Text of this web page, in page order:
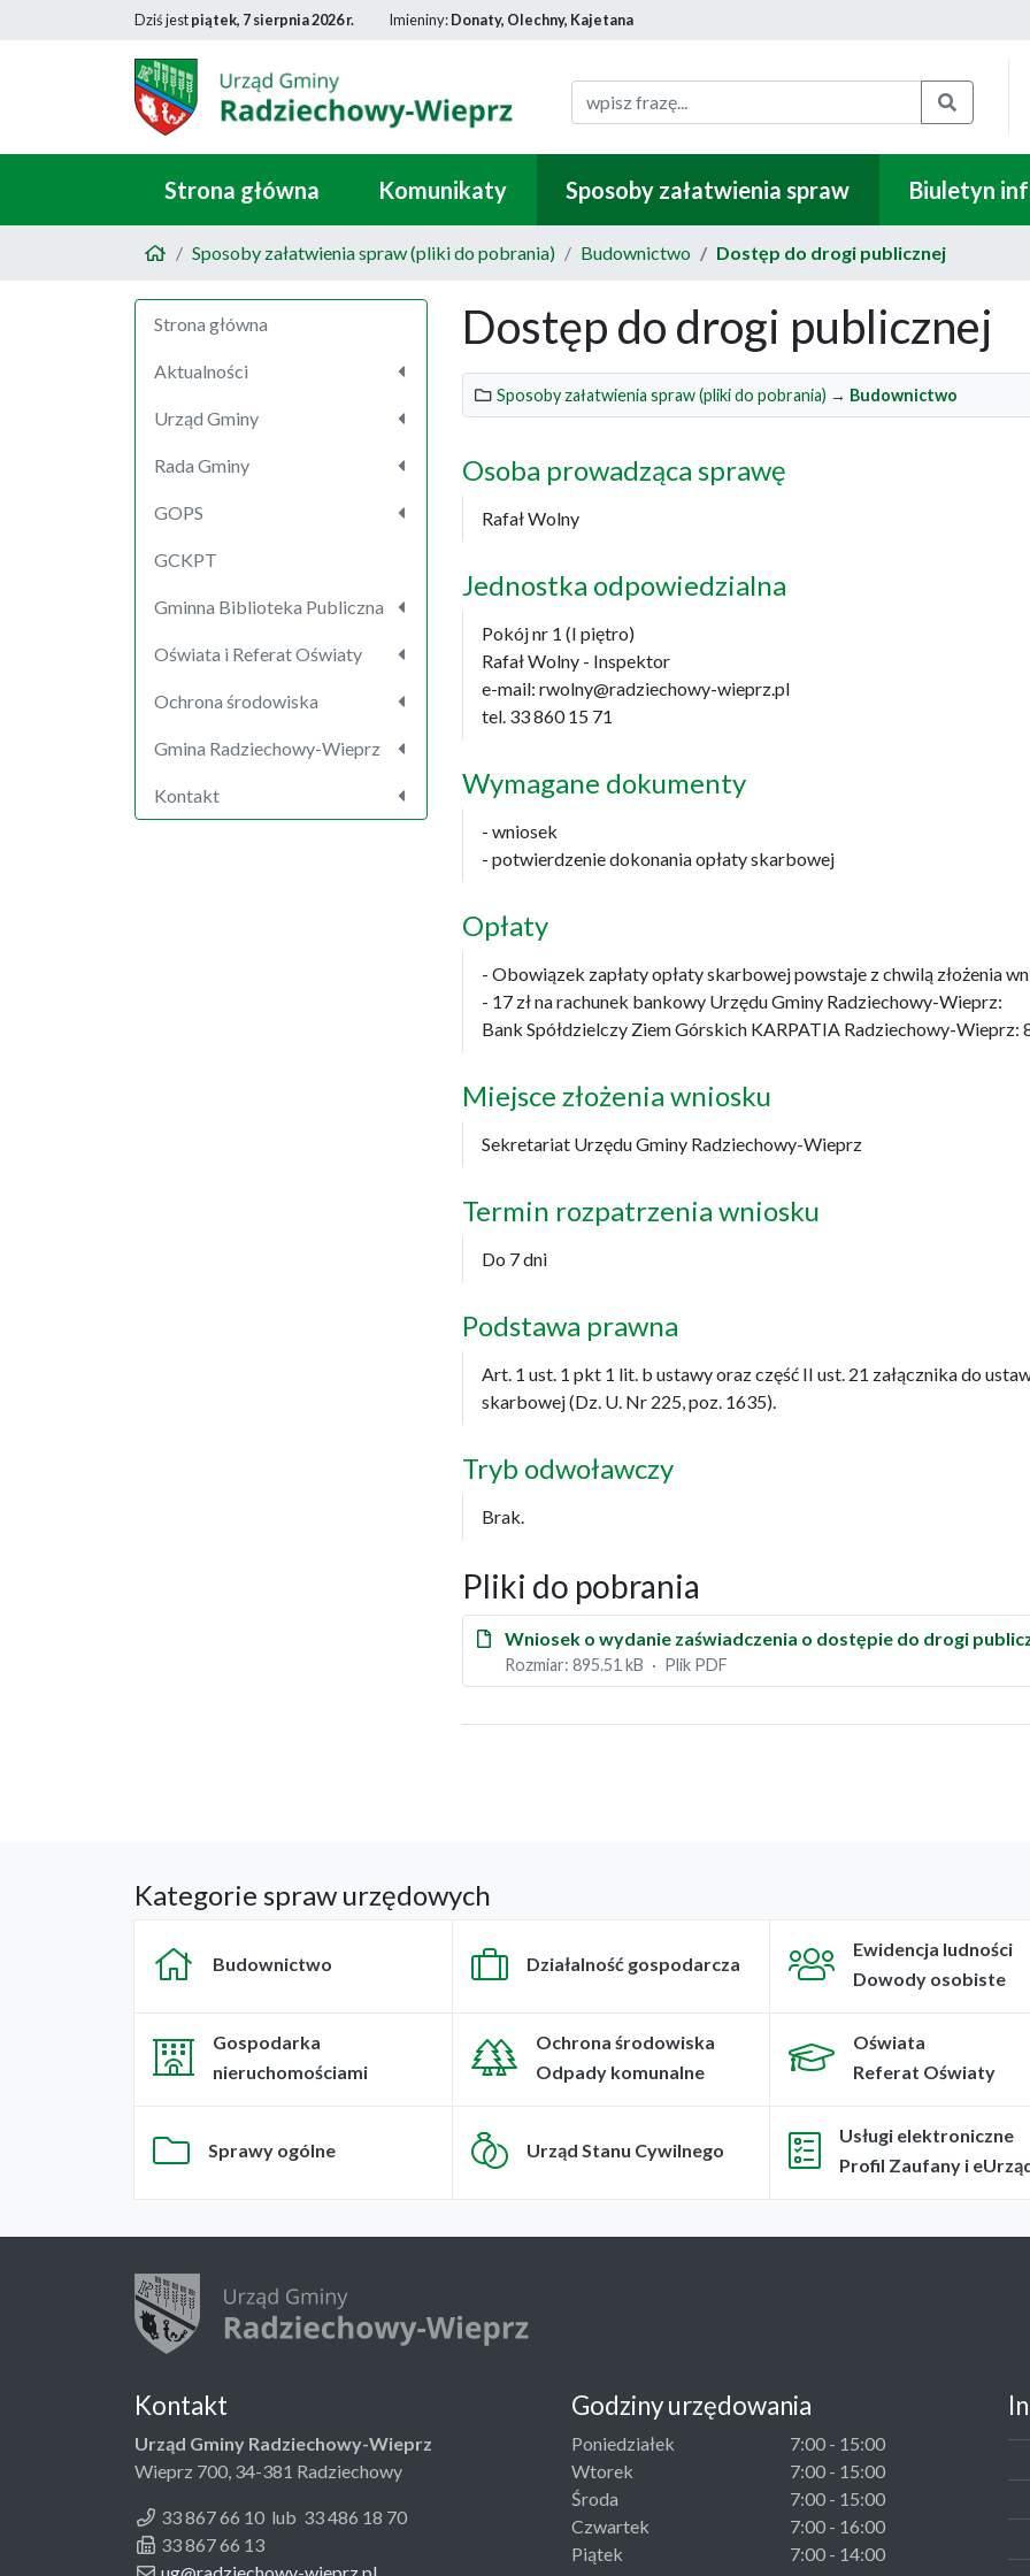
Dziś jestpiątek, 7 sierpnia 2026 r. Imieniny:Donaty, Olechny, Kajetana
Szukaj
Strona główna Komunikaty Sposoby załatwienia spraw Biuletyn
Sposoby załatwienia spraw (pliki do pobrania) Budownictwo Dostęp do drogi publicznej
Strona główna
Aktualności
Urząd Gminy
Rada Gminy
GOPS
GCKPT
Gminna Biblioteka Publiczna
Oświata i Referat Oświaty
Ochrona środowiska
Gmina Radziechowy-Wieprz
Kontakt
Dostęp do drogi publicznej
Sposoby załatwienia spraw (pliki do pobrania) → Budownictwo
Osoba prowadząca sprawę
Rafał Wolny
Jednostka odpowiedzialna
Pokój nr 1 (I piętro)
Rafał Wolny - Inspektor
e-mail: rwolny@radziechowy-wieprz.pl
tel. 33 860 15 71
Wymagane dokumenty
- wniosek
- potwierdzenie dokonania opłaty skarbowej
Opłaty
- Obowiązek zapłaty opłaty skarbowej powstaje z chwilą złożenia
- 17 zł na rachunek bankowy Urzędu Gminy Radziechowy-Wieprz:
Bank Spółdzielczy Ziem Górskich KARPATIA Radziechowy-
Miejsce złożenia wniosku
Sekretariat Urzędu Gminy Radziechowy-Wieprz
Termin rozpatrzenia wniosku
Do 7 dni
Podstawa prawna
Art. 1 ust. 1 pkt 1 lit. b ustawy oraz część II ust. 21 załącznika do
skarbowej (Dz. U. Nr 225, poz. 1635).
Tryb odwoławczy
Brak.
Pliki do pobrania
Wniosek o wydanie zaświadczenia o dostępie do drogi
Rozmiar: 895.51 kB Plik PDF
Kategorie spraw urzędowych
Budownictwo Działalność gospodarcza
Ewidencja ludności
Dowody osobiste
Gospodarka
nieruchomościami
Ochrona środowiska
Odpady komunalne
Oświata
Referat Oświaty
Sprawy ogólne Urząd Stanu Cywilnego
Usługi elektroniczne
Profil Zaufany i
Kontakt
Urząd Gminy Radziechowy-Wieprz
Wieprz 700, 34-381 Radziechowy
33 867 66 10 lub 33 486 18 70
33 867 66 13
Godziny urzędowania
Poniedziałek
7:00 - 15:00
Wtorek
7:00 - 15:00
Środa
7:00 - 15:00
Czwartek
7:00 - 16:00
Piątek
7:00 - 14:00